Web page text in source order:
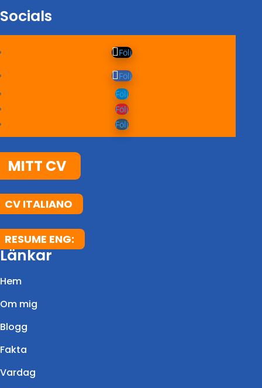
Socials
Följ
Följ
Följ
Följ
Följ
MITT CV
CV ITALIANO
RESUME ENG:
Länkar
Hem
Om mig
Blogg
Fakta
Vardag